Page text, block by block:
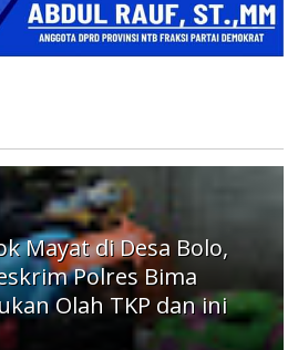
Mayat di Desa Bolo,
Polres Bima
Olah TKP dan ini